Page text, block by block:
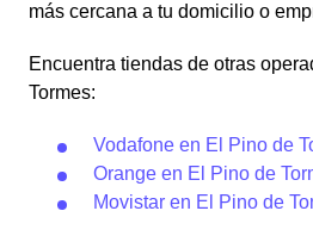
más cercana a tu domicilio o
Encuentra tiendas de otras
Tormes:
Vodafone en El Pino de
Orange en El Pino de
Movistar en El Pino de